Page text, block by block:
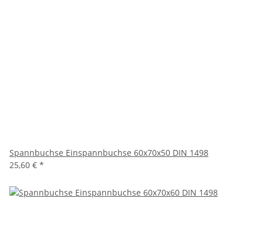
Spannbuchse Einspannbuchse 60x70x50 DIN 1498
25,60 € *